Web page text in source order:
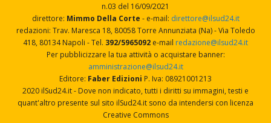
n.03 del 16/09/2021
direttore: Mimmo Della Corte - e-mail: direttore@ilsud24.it
redazioni: Trav. Maresca 18, 80058 Torre Annunziata (Na) - Via Toledo
418, 80134 Napoli - Tel. 392/5965092 e-mail redazione@ilsud24.it
Per pubblicizzare la tua attività o acquistare banner:
amministrazione@ilsud24.it
Editore: Faber Edizioni P. Iva: 08921001213
2020 ilSud24.it - Dove non indicato, tutti i diritti su immagini, testi e
quant'altro presente sul sito ilSud24.it sono da intendersi con licenza
Creative Commons